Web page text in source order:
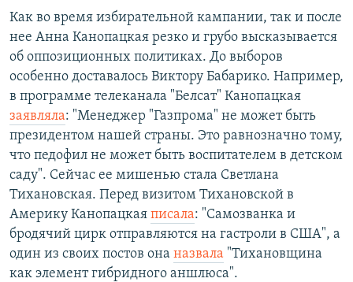
Как во время избирательной кампании, так и после
нее Анна Канопацкая резко и грубо высказывается
об оппозиционных политиках. До выборов
особенно доставалось Виктору Бабарико. Например,
в программе телеканала "Белсат" Канопацкая
заявляла: "Менеджер "Газпрома" не может быть
президентом нашей страны. Это равнозначно тому,
что педофил не может быть воспитателем в детском
саду". Сейчас ее мишенью стала Светлана
Тихановская. Перед визитом Тихановской в
Америку Канопацкая писала: "Самозванка и
бродячий цирк отправляются на гастроли в США", а
один из своих постов она назвала "Тихановщина
как элемент гибридного аншлюса".